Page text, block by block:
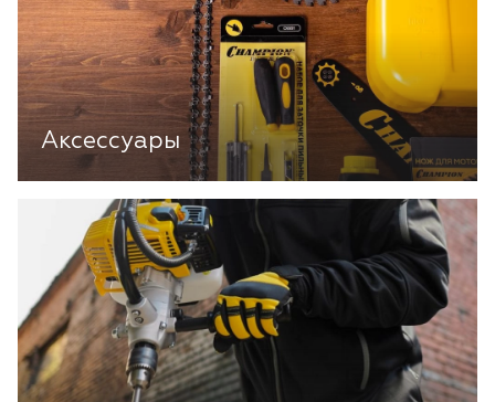
Аксессуары